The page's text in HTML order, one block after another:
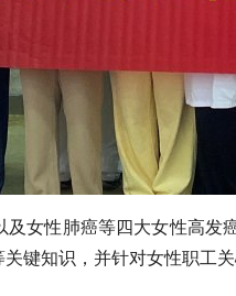
女性肺癌等四大女性高
键知识，并针对女性职工